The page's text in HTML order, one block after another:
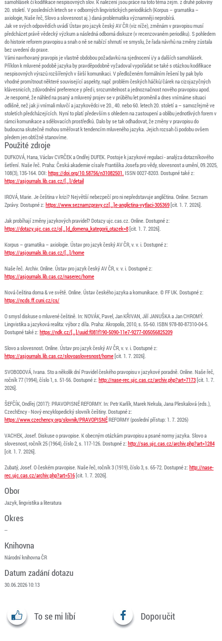
samohlásek či kodifikace nespisovných slov. K nalezení jsou práce na toto téma zejm. z druhé poloviny
20. století. V posledních letech se v odborných lingvistických periodikách (Korpus – gramatika –
axiologie, Naše řeč, Slovo a slovesnost aj.) daná problematika významněji neprobírá.
Jak ve svých odpovědích uvádí Ústav pro jazyk český AV ČR (viz níže), změnám v pravopisu musí
předcházet právě vědecký výzkum a následná odborná diskuze (v recenzovaném periodiku). S pohledem
do historie reforem pravopisu a snah o ně se nabízí shrnutí ve smyslu, že řada návrhů na změny zůstala
bez uvedení do praxe.
Vámi navrhovaný pravopis je vlastně obdobou požadavků na sjednocení i/y a dalších samohlásek.
Příklon k mluvené podobě jazyka by pravděpodobně vyžadoval vypořádat se také s otázkou kodifikace
nespisovných výrazů rozšířených v širší komunikaci. V předloženém formálním řešení by pak bylo
vhodné promítnout některé související aspekty, např. problém českých háčků/čárek na cizojazyčných
klávesnicích, zdůvodnění preference y před i, srozumitelnost a jednoznačnost nového pravopisu apod.
Je nesporné, že náhled na psaný a mluvený projev se v průběhu let proměnil a dnes vnímáme situaci
odlišně, než jak ji vnímali mluvčí a jazykovědci ve 20., 40. nebo 60. letech 20. století a – samozřejmě ve
stoletích předcházejících. Nyní to platí především s ohledem na zastoupení a oblibu jednotlivých forem v
rámci komunikace a sdělovacích prostředků. Dalo by se tak odhadovat, že změny v pravopisu do
budoucna skutečně mohou směřovat k tendencím mluveného jazyka. Jejich rozsah či podobu ovšem
předem jen obtížně stanovíme.
Použité zdroje
DUFKOVÁ, Hana, Václav CVRČEK a Ondřej DUFEK. Postoje k jazykové regulaci - analýza dotazníkového
šetření. Naše řeč. Praha: Česká akademie císaře Františka Josefa pro vědy, slovesnost a umění, 09.2025,
108(3), 135-164. DOI: https://doi.org/10.58756/n31082501. ISSN 0027-8203. Dostupné také z:
https://asjournals.lib.cas.cz/[…]/detail
IROVÁ, Marie. Je čeština v krizi? Největší nebezpečí pro ni nepředstavuje angličtina. Online. Seznam
Zprávy. Dostupné z: https://www.seznamzpravy.cz[…]e-anglictina-vytlaci-305369[cit. 1. 7. 2026].
Jak probíhají změny jazykových pravidel? Dotazy ujc.cas.cz. Online. Dostupné z:
https://dotazy.ujc.cas.cz/o[…]d_domena_kategorii_otazek=8[cit. 1. 7. 2026].
Korpus – gramatika – axiologie. Ústav pro jazyk český AV ČR, v. v. i. Dostupné z:
https://asjournals.lib.cas.cz/[…]/home
Naše řeč. Archiv. Online. Ústav pro jazyk český AV ČR, v. v. i. Dostupné z:
https://asjournals.lib.cas.cz/naserec/home
Nová čeština doma & ve světě. Online. Ústav českého jazyka a komunikace. © FF UK. Dostupné z:
https://ncds.ff.cuni.cz/cs/
O smysl diskuse o mluvené češtině. In: NOVÁK, Pavel, Jan KŘIVAN, Jiří JANUŠKA a Jan CHROMÝ.
Lingvistika a jazyková realita: výbor z díla. Praha: Akropolis, 2010, s. 55-60. ISBN 978-80-87310-04-5.
Dostupné také z: https://ndk.cz/[…]/uuid:f081f190-5090-11e7-9277-005056825209
Slovo a slovesnost. Online. Ústav pro jazyk český AV ČR, v. v. i. Dostupné z:
https://asjournals.lib.cas.cz/slovoaslovesnost/home[cit. 1. 7. 2026].
SVOBODOVÁ, Ivana. Sto a několik dní Pravidel českého pravopisu v jazykové poradně. Online. Naše řeč,
ročník 77 (1994), číslo 1, s. 51-56. Dostupné z: http://nase-rec.ujc.cas.cz/archiv.php?art=7173[cit. 1. 7.
2026].
ŠEFČÍK, Ondřej (2017): PRAVOPISNÉ REFORMY. In: Petr Karlík, Marek Nekula, Jana Pleskalová (eds.),
CzechEncy - Nový encyklopedický slovník češtiny. Dostupné z:
https://www.czechency.org/slovnik/PRAVOPISNÉREFORMY (poslední přístup: 1. 7. 2026)
VACHEK, Josef. Diskuse o pravopise. K obecným otázkám pravopisu a psané normy jazyka. Slovo a
slovesnost, ročník 25 (1964), číslo 2, s. 117-126. Dostupné z: http://sas.ujc.cas.cz/archiv.php?art=1284
[cit. 1. 7. 2026].
Zubatý, Josef. O českém pravopise. Naše řeč, ročník 3 (1919), číslo 3, s. 65-72. Dostupné z: http://nase-
rec.ujc.cas.cz/archiv.php?art=516[cit. 1. 7. 2026].
Obor
Jazyk, lingvistika a literatura
Okres
--
Knihovna
Národní knihovna ČR
Datum zadání dotazu
30.06.2026 10:13
To se mi líbí Doporučit